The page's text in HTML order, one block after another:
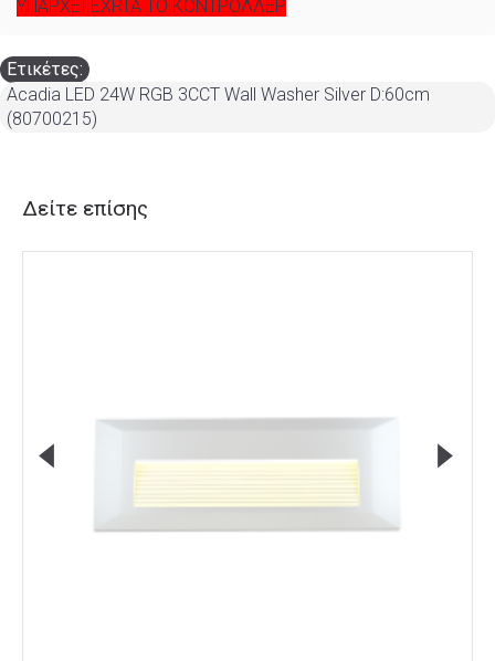
ΥΠΑΡΧΕΙ EXRTA ΤΟ ΚΟΝΤΡΟΛΛΕΡ
Ετικέτες:
Acadia LED 24W RGB 3CCT Wall Washer Silver D:60cm
(80700215)
Δείτε επίσης